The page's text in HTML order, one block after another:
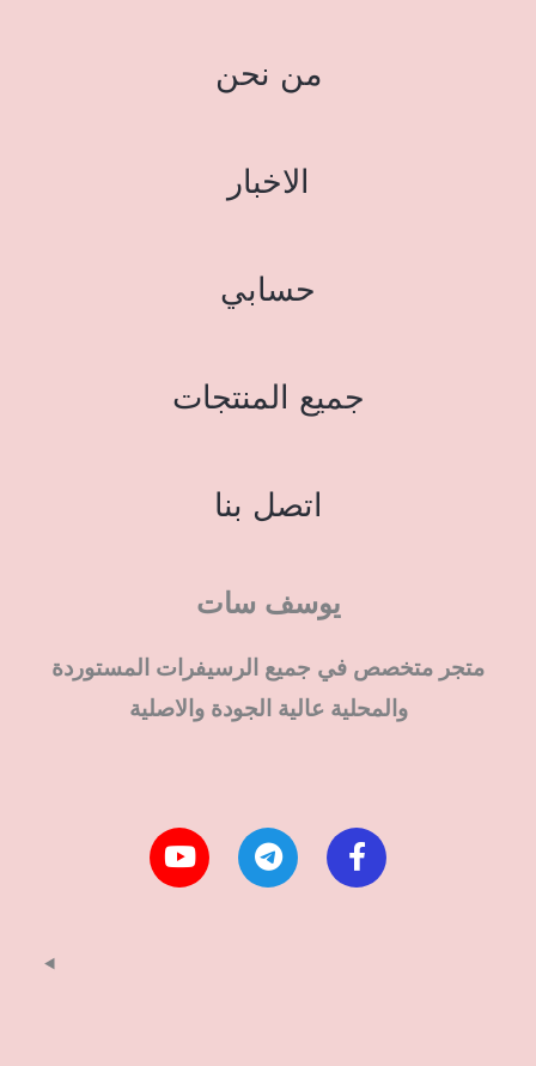
من نحن
الاخبار
حسابي
جميع المنتجات
اتصل بنا
يوسف سات
متجر متخصص في جميع الرسيفرات المستوردة
والمحلية عالية الجودة والاصلية